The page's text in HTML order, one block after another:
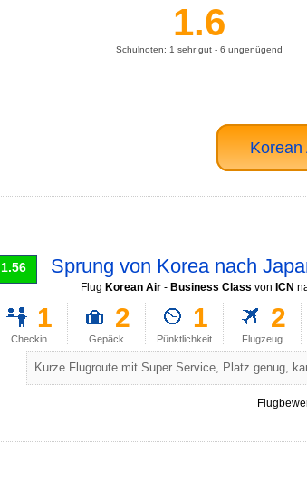
1.6
Schulnoten: 1 sehr gut - 6 ungenügend
Korean
1.56 Sprung von Korea nach
Flug Korean Air - Business Class von ICN
1
Checkin
2
Gepäck
1
Pünktlichkeit
2
Flugzeug
Kurze Flugroute mit Super Service, Platz genug,